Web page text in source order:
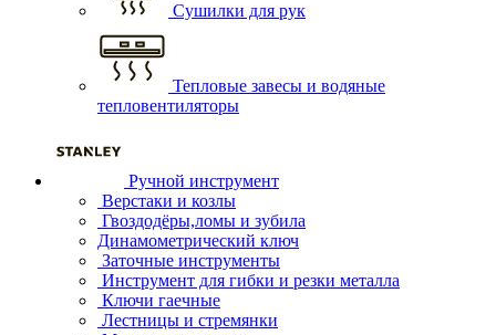
Сушилки для рук
Тепловые завесы и водяные
тепловентиляторы
Ручной инструмент
Верстаки и козлы
Гвоздодёры,ломы и зубила
Динамометрический ключ
Заточные инструменты
Инструмент для гибки и резки металла
Ключи гаечные
Лестницы и стремянки